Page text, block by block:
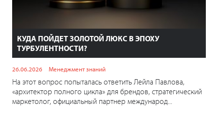
КУДА ПОЙДЕТ ЗОЛОТОЙ ЛЮКС В ЭПОХУ
ТУРБУЛЕНТНОСТИ?
26.06.2026 Менеджмент знаний
На этот вопрос попыталась ответить Лейла Павлова,
«архитектор полного цикла» для брендов, стратегический
маркетолог, официальный партнер международ...